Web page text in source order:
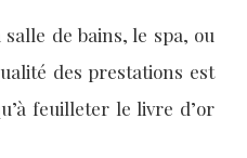
de bains, le spa, ou
des prestations est
feuilleter le livre d’or